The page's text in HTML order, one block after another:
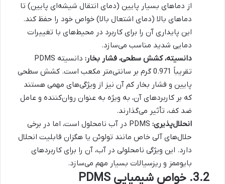
از دماهای بسیار پایین (دمای انتقال شیشه‌ای پایین) تا
دماهای بالا (دمای اشتعال بالا) خواص خود را حفظ کند.
این پایداری آن را برای کاربرد در محیط‌های با تغییرات
دمایی شدید مناسب می‌سازد.
دانسیته، کشش سطحی، فشار بخار:
دانسیته PDMS
تقریباً 0.971 گرم بر سانتی‌متر مکعب است. کشش سطحی
پایین و فشار بخار کم آن نیز از ویژگی‌های مهمی هستند
که بر کاربردهای آن، به ویژه به عنوان روان‌کننده و عامل
ضد کف، تأثیر می‌گذارند.
انحلال‌پذیری:
PDMS در آب نامحلول است، اما در برخی
حلال‌های آلی خاص مانند تولوئن یا هگزان قابلیت انحلال
دارد. این ویژگی نامحلولی در آب، آن را برای کاربردهای
بایوممز و ریزسیالات بسیار مهم می‌سازد.
3.2. خواص شیمیایی PDMS